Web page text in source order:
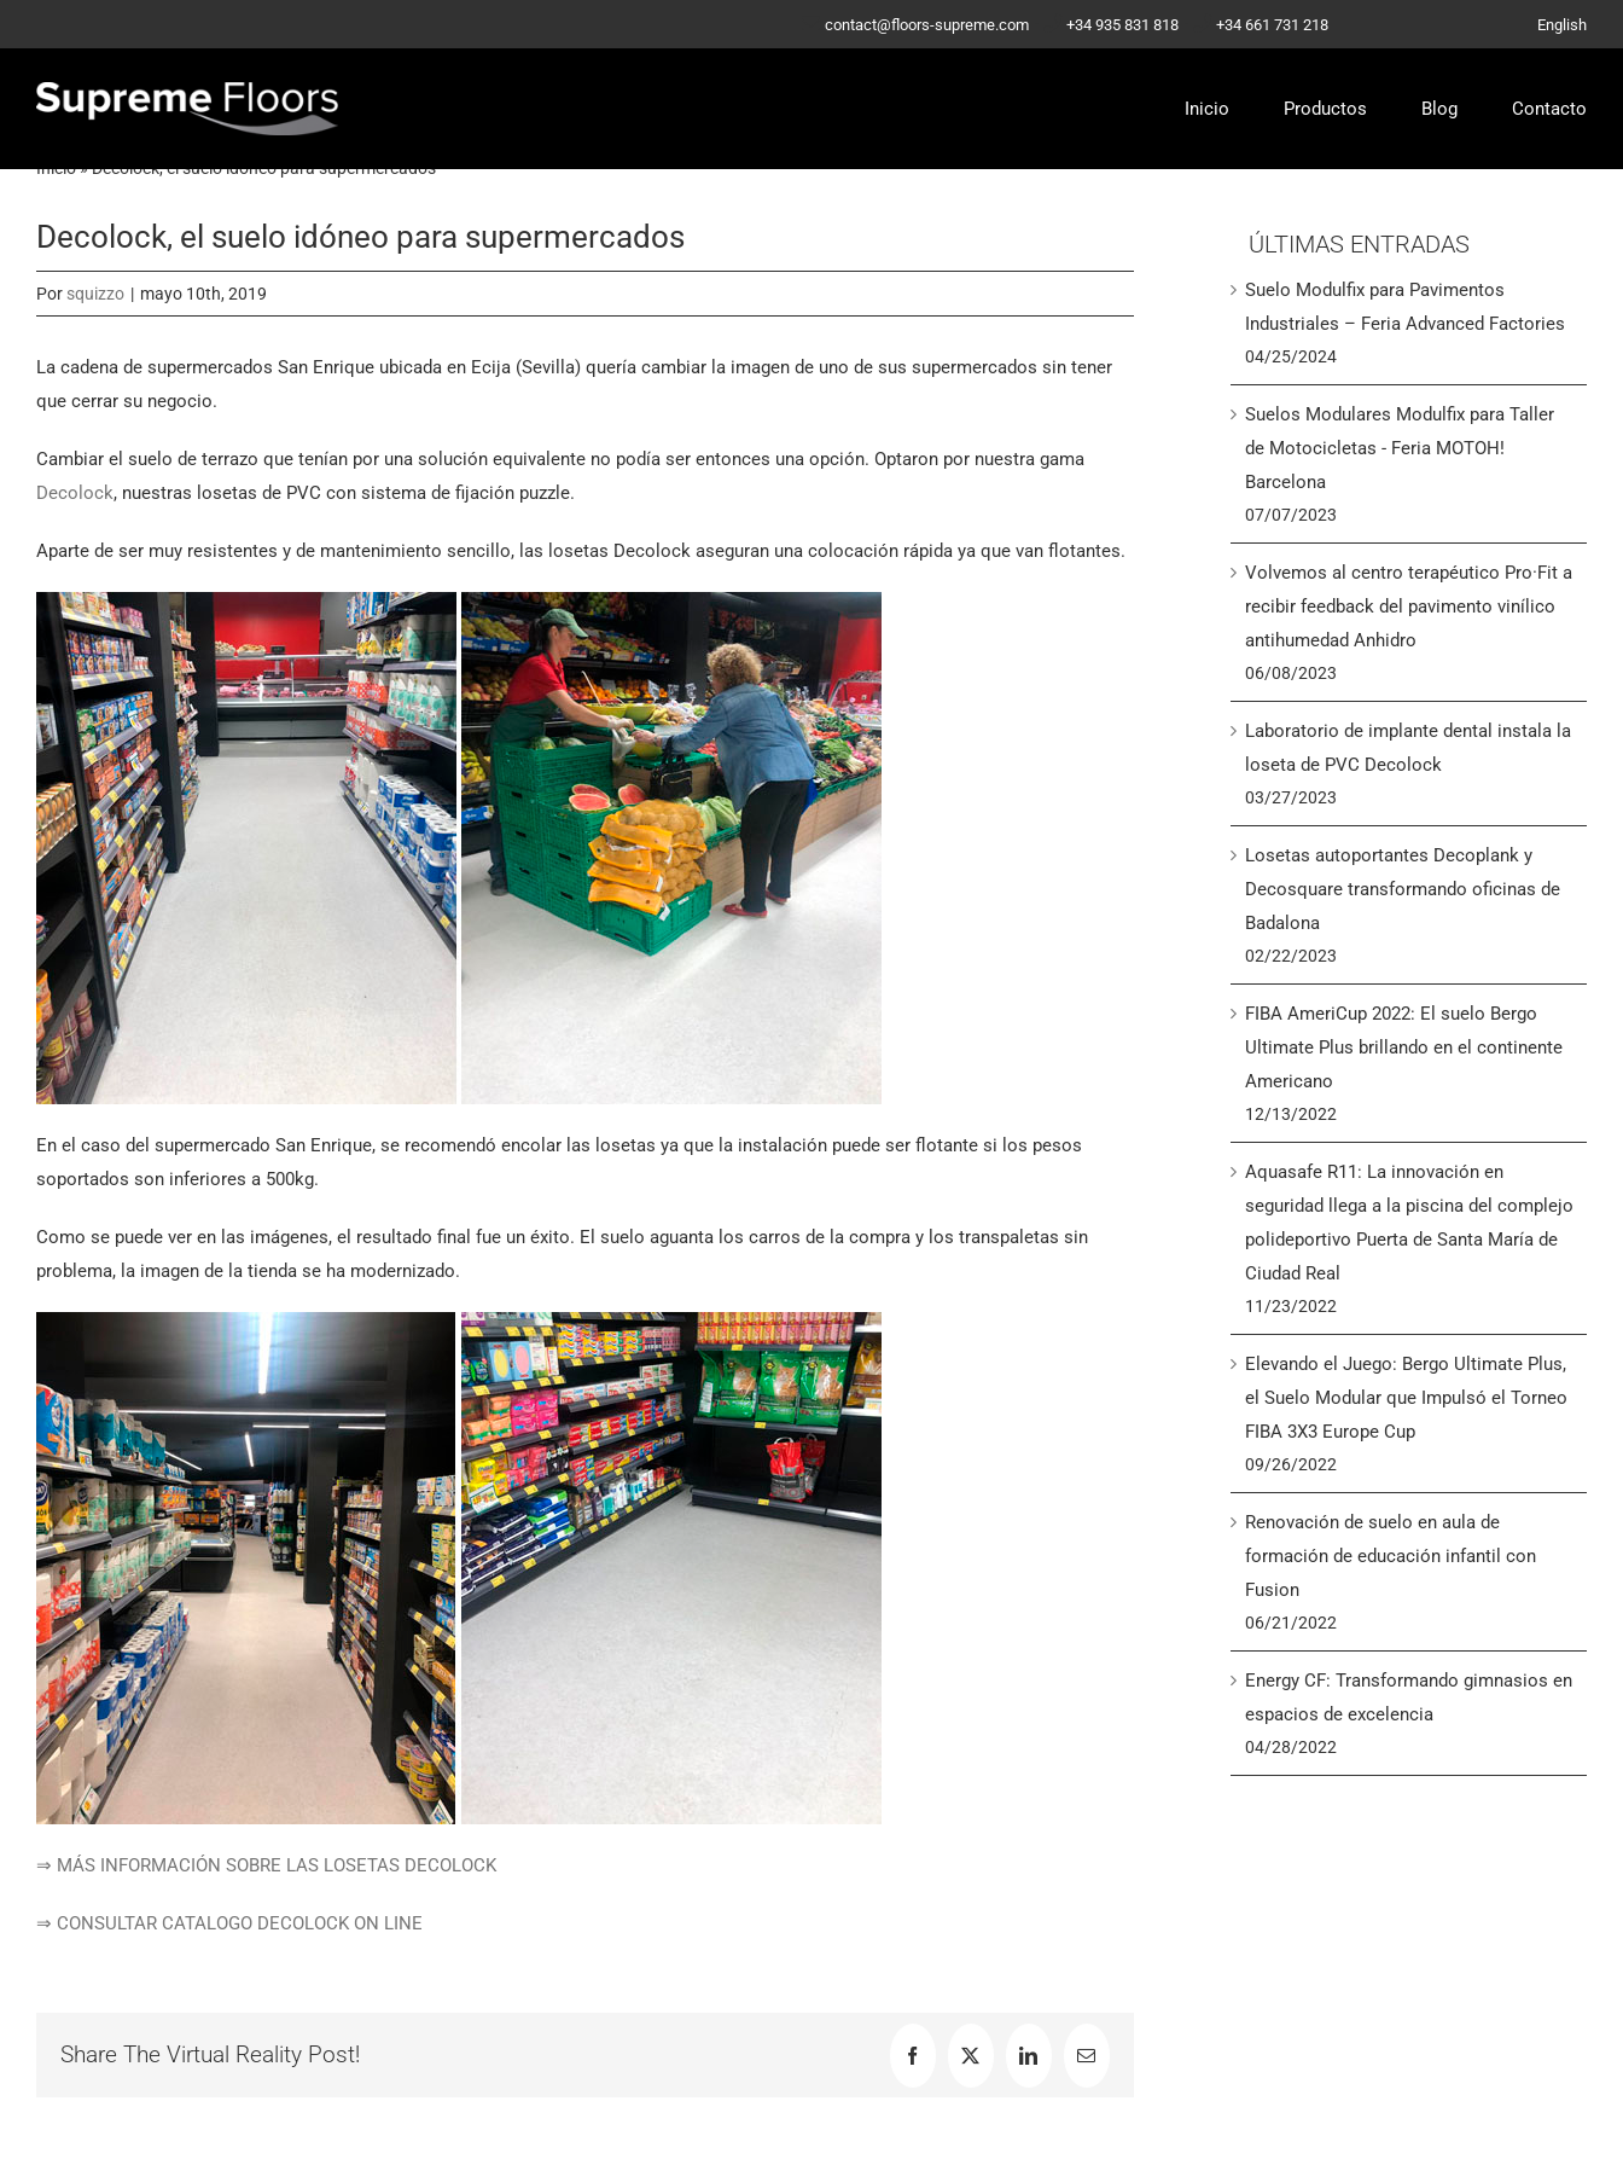
al
contenido
contact@floors-supreme.com +34 935 831 818 +34 661 731 218 English
Inicio Productos Blog Contacto
Inicio»Decolock, el suelo idóneo para supermercados
Decolock, el suelo idóneo para supermercados
Por squizzo | mayo 10th, 2019
La cadena de supermercados San Enrique ubicada en Ecija (Sevilla) quería cambiar la imagen de uno de sus supermercados sin tener
que cerrar su negocio.
Cambiar el suelo de terrazo que tenían por una solución equivalente no podía ser entonces una opción. Optaron por nuestra gama
Decolock, nuestras losetas de PVC con sistema de fijación puzzle.
Aparte de ser muy resistentes y de mantenimiento sencillo, las losetas Decolock aseguran una colocación rápida ya que van flotantes.
En el caso del supermercado San Enrique, se recomendó encolar las losetas ya que la instalación puede ser flotante si los pesos
soportados son inferiores a 500kg.
Como se puede ver en las imágenes, el resultado final fue un éxito. El suelo aguanta los carros de la compra y los transpaletas sin
problema, la imagen de la tienda se ha modernizado.
⇒ MÁS INFORMACIÓN SOBRE LAS LOSETAS DECOLOCK
⇒ CONSULTAR CATALOGO DECOLOCK ON LINE
Share The Virtual Reality Post! Facebook
X LinkedInCorreo
ÚLTIMAS ENTRADAS
Suelo Modulfix para Pavimentos
Industriales – Feria Advanced Factories
04/25/2024
Suelos Modulares Modulfix para Taller
de Motocicletas - Feria MOTOH!
Barcelona
07/07/2023
Volvemos al centro terapéutico Pro·Fit a
recibir feedback del pavimento vinílico
antihumedad Anhidro
06/08/2023
Laboratorio de implante dental instala la
loseta de PVC Decolock
03/27/2023
Losetas autoportantes Decoplank y
Decosquare transformando oficinas de
Badalona
02/22/2023
FIBA AmeriCup 2022: El suelo Bergo
Ultimate Plus brillando en el continente
Americano
12/13/2022
Aquasafe R11: La innovación en
seguridad llega a la piscina del complejo
polideportivo Puerta de Santa María de
Ciudad Real
11/23/2022
Elevando el Juego: Bergo Ultimate Plus,
el Suelo Modular que Impulsó el Torneo
FIBA 3X3 Europe Cup
09/26/2022
Renovación de suelo en aula de
formación de educación infantil con
Fusion
06/21/2022
Energy CF: Transformando gimnasios en
espacios de excelencia
04/28/2022